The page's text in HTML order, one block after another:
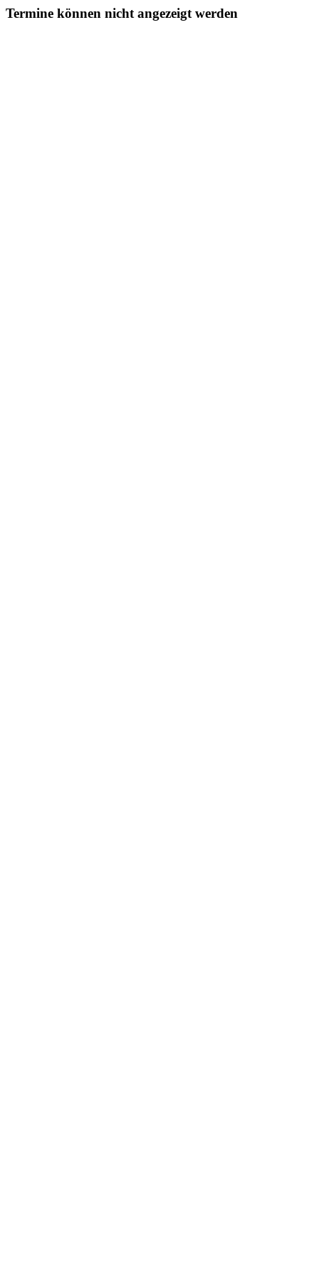
Termine können nicht angezeigt werden